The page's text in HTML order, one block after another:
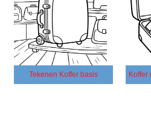
Tekenen Koffer basis